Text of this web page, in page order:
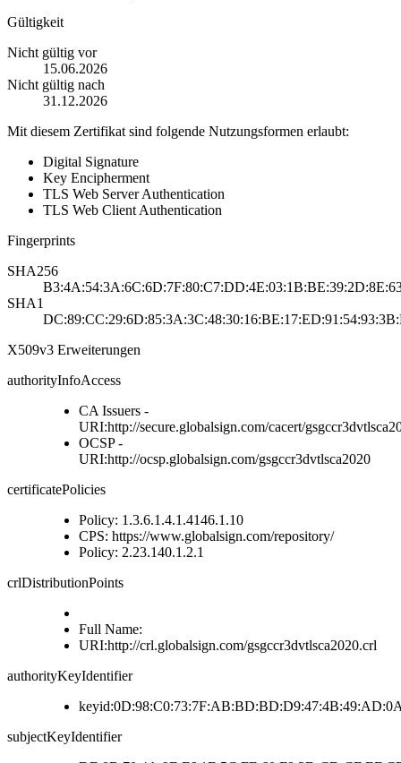
Gültigkeit
Nicht gültig vor
15.06.2026
Nicht gültig nach
31.12.2026
Mit diesem Zertifikat sind folgende Nutzungsformen erlaubt:
Digital Signature
Key Encipherment
TLS Web Server Authentication
TLS Web Client Authentication
Fingerprints
SHA256
SHA1
X509v3 Erweiterungen
authorityInfoAccess
CA Issuers -
URI:http://secure.globalsign.com/cacert/
OCSP -
URI:http://ocsp.globalsign.com/gsgccr3dvtlsca2020
certificatePolicies
Policy: 1.3.6.1.4.1.4146.1.10
CPS: https://www.globalsign.com/repository/
Policy: 2.23.140.1.2.1
crlDistributionPoints
Full Name:
URI:http://crl.globalsign.com/gsgccr3dvtlsca2020.crl
authorityKeyIdentifier
subjectKeyIdentifier